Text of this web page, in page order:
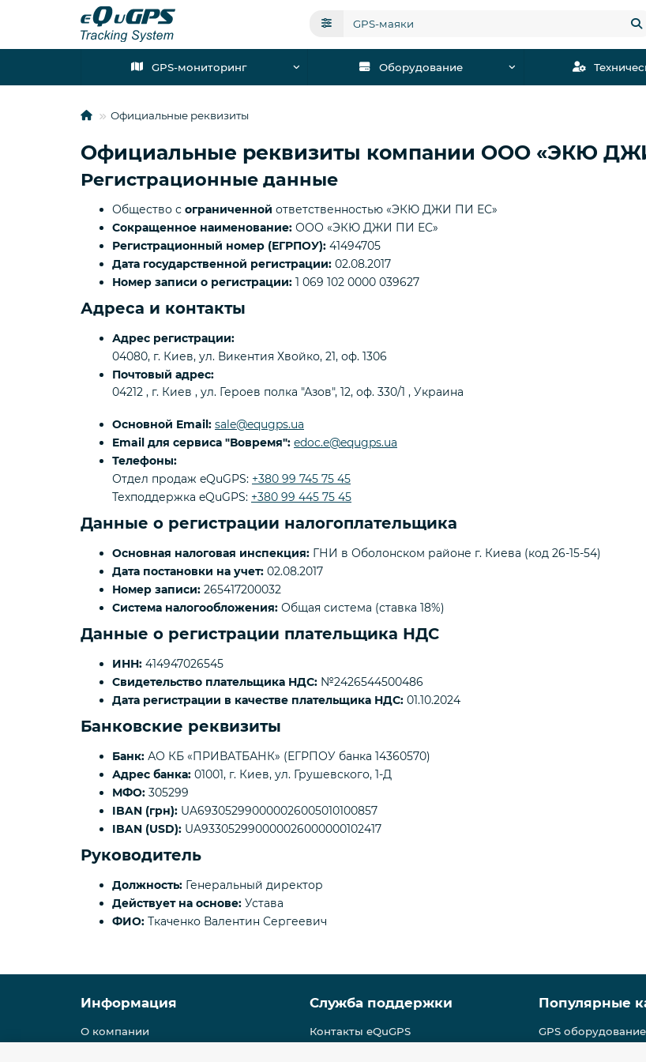
GPS-мониторинг Оборудование
Официальные реквизиты
Официальные реквизиты компании ООО «ЭКЮ
Регистрационные данные
Общество с ограниченной ответственностью «ЭКЮ ДЖИ ПИ ЕС»
Сокращенное наименование: ООО «ЭКЮ ДЖИ ПИ ЕС»
Регистрационный номер (ЕГРПОУ): 41494705
Дата государственной регистрации: 02.08.2017
Номер записи о регистрации: 1 069 102 0000 039627
Адреса и контакты
Адрес регистрации:
04080, г. Киев, ул. Викентия Хвойко, 21, оф. 1306
Почтовый адрес:
04212 , г. Киев , ул. Героев полка "Азов", 12, оф. 330/1 , Украина
Основной Email: sale@equgps.ua
Email для сервиса "Вовремя": edoc.e@equgps.ua
Телефоны:
Отдел продаж eQuGPS: +380 99 745 75 45
Техподдержка eQuGPS: +380 99 445 75 45
Данные о регистрации налогоплательщика
Основная налоговая инспекция: ГНИ в Оболонском районе г. Киева (код 26-15-54)
Дата постановки на учет: 02.08.2017
Номер записи: 265417200032
Система налогообложения: Общая система (ставка 18%)
Данные о регистрации плательщика НДС
ИНН: 414947026545
Свидетельство плательщика НДС: №2426544500486
Дата регистрации в качестве плательщика НДС: 01.10.2024
Банковские реквизиты
Банк: АО КБ «ПРИВАТБАНК» (ЕГРПОУ банка 14360570)
Адрес банка: 01001, г. Киев, ул. Грушевского, 1-Д
МФО: 305299
IBAN (грн): UA693052990000026005010100857
IBAN (USD): UA933052990000026000000102417
Руководитель
Должность: Генеральный директор
Действует на основе: Устава
ФИО: Ткаченко Валентин Сергеевич
Информация
О компании
Служба поддержки
Контакты eQuGPS
Популярные
GPS оборудование